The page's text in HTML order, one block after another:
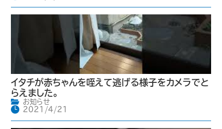
イタチが赤ちゃんを咥えて逃げる様子をカメラでと
らえました。
お知らせ
2021/4/21